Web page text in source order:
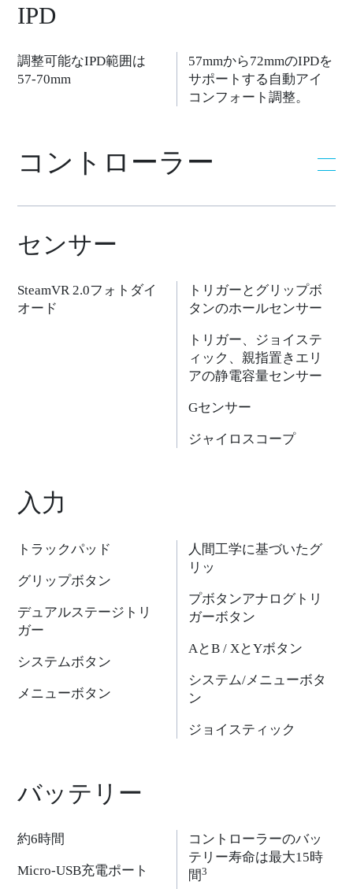
IPD
調整可能なIPD範囲は
57-70mm
57mmから72mmのIPDを
サポートする自動アイ
コンフォート調整。
コントローラー
センサー
SteamVR 2.0フォトダイ
オード
トリガーとグリップボ
タンのホールセンサー
トリガー、ジョイステ
ィック、親指置きエリ
アの静電容量センサー
Gセンサー
ジャイロスコープ
入力
トラックパッド
グリップボタン
デュアルステージトリ
ガー
システムボタン
メニューボタン
人間工学に基づいたグ
リッ
プボタンアナログトリ
ガーボタン
AとB / XとYボタン
システム/メニューボタ
ン
ジョイスティック
バッテリー
約6時間
Micro-USB充電ポート
コントローラーのバッ
テリー寿命は最大15時
間3